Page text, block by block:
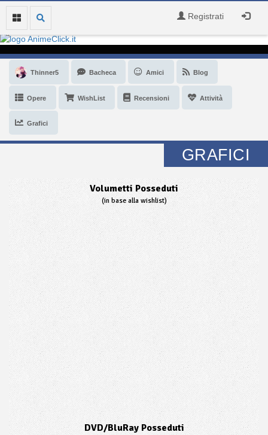
Registrati
Thinner5 Bacheca Amici Blog
Opere WishList Recensioni Attività
Grafici
GRAFICI
Volumetti Posseduti
(in base alla wishlist)
DVD/BluRay Posseduti